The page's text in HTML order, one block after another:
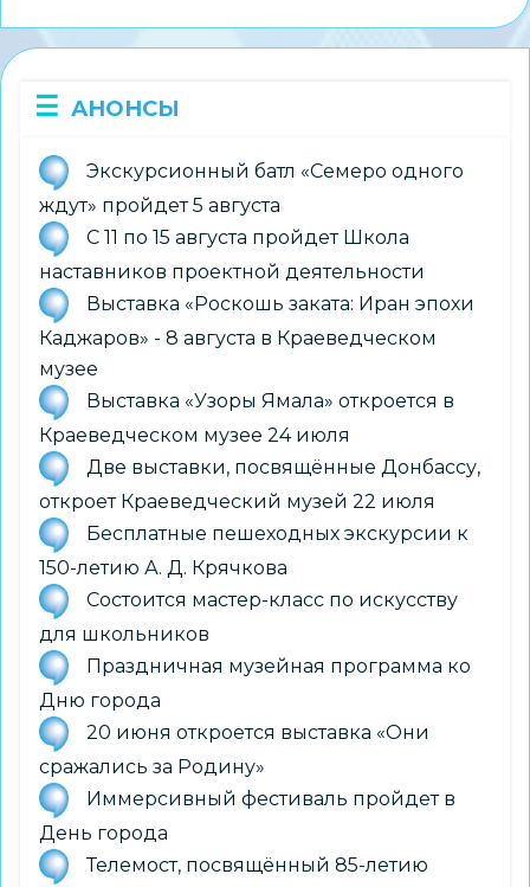
АНОНСЫ
Экскурсионный батл «Семеро одного
ждут» пройдет 5 августа
С 11 по 15 августа пройдет Школа
наставников проектной деятельности
Выставка «Роскошь заката: Иран эпохи
Каджаров» - 8 августа в Краеведческом
музее
Выставка «Узоры Ямала» откроется в
Краеведческом музее 24 июля
Две выставки, посвящённые Донбассу,
откроет Краеведческий музей 22 июля
Бесплатные пешеходных экскурсии к
150-летию А. Д. Крячкова
Состоится мастер-класс по искусству
для школьников
Праздничная музейная программа ко
Дню города
20 июня откроется выставка «Они
сражались за Родину»
Иммерсивный фестиваль пройдет в
День города
Телемост, посвящённый 85-летию